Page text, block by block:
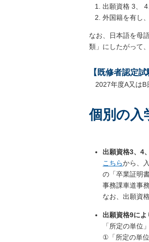
出願資格 3、
外国籍を有し
なお、日本語を母
類」にしたがって
【既修者認定試
2027年度A又はB
個別の入
出願資格3、4
こちらから、
の「卒業証明
事務課車道事
なお、出願資
出願資格9に
「所定の単位
①「所定の単